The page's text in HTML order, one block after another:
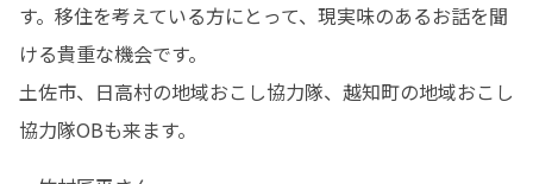
す。移住を考えている方にとって、現実味のあるお話を聞
ける貴重な機会です。
土佐市、日高村の地域おこし協力隊、越知町の地域おこし
協力隊OBも来ます。